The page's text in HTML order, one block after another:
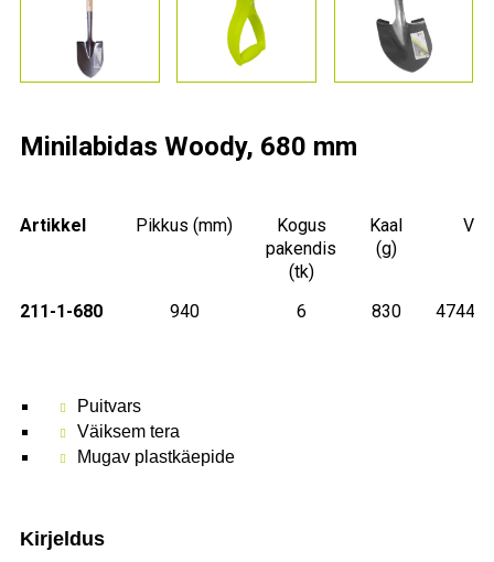
Minilabidas Woody, 680 mm
Artikkel Pikkus (mm)
Kogus
pakendis
(tk)
Kaal
(g)
211-1-680 940 6 830
Puitvars
Väiksem tera
Mugav plastkäepide
Kirjeldus